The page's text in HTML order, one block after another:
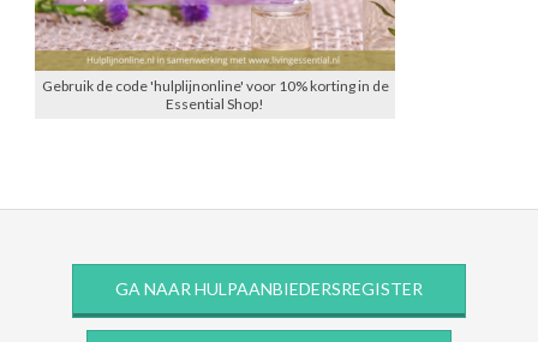
Gebruik de code 'hulplijnonline' voor 10% korting in de
Essential Shop!
GA NAAR HULPAANBIEDERSREGISTER